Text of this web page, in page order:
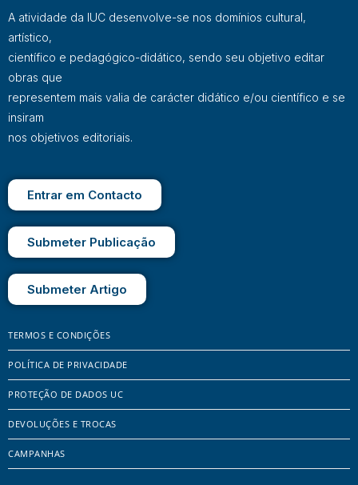
A atividade da IUC desenvolve-se nos domínios cultural,
artístico,
científico e pedagógico-didático, sendo seu objetivo editar
obras que
representem mais valia de carácter didático e/ou científico e se
insiram
nos objetivos editoriais.
Entrar em Contacto
Submeter Publicação
Submeter Artigo
TERMOS E CONDIÇÕES
POLÍTICA DE PRIVACIDADE
PROTEÇÃO DE DADOS UC
DEVOLUÇÕES E TROCAS
CAMPANHAS